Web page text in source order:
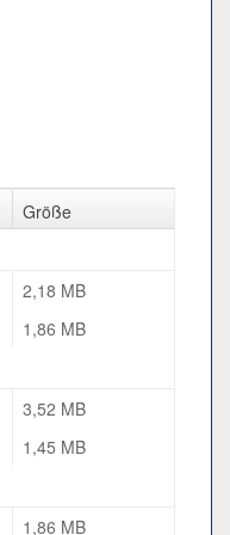
Größe
2,18 MB
1,86 MB
3,52 MB
1,45 MB
1,86 MB